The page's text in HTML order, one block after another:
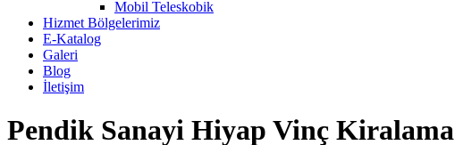
Mobil Teleskobik
Hizmet Bölgelerimiz
E-Katalog
Galeri
Blog
İletişim
Pendik Sanayi Hiyap Vinç Kiralama